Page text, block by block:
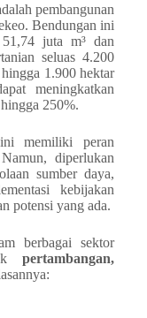
pembangunan
Bendungan ini
51,74 juta m³ dan
seluas 4.200
1.900 hektar
meningkatkan
250%.
memiliki peran
diperlukan
sumber daya,
kebijakan
potensi yang ada.
berbagai sektor
pertambangan,